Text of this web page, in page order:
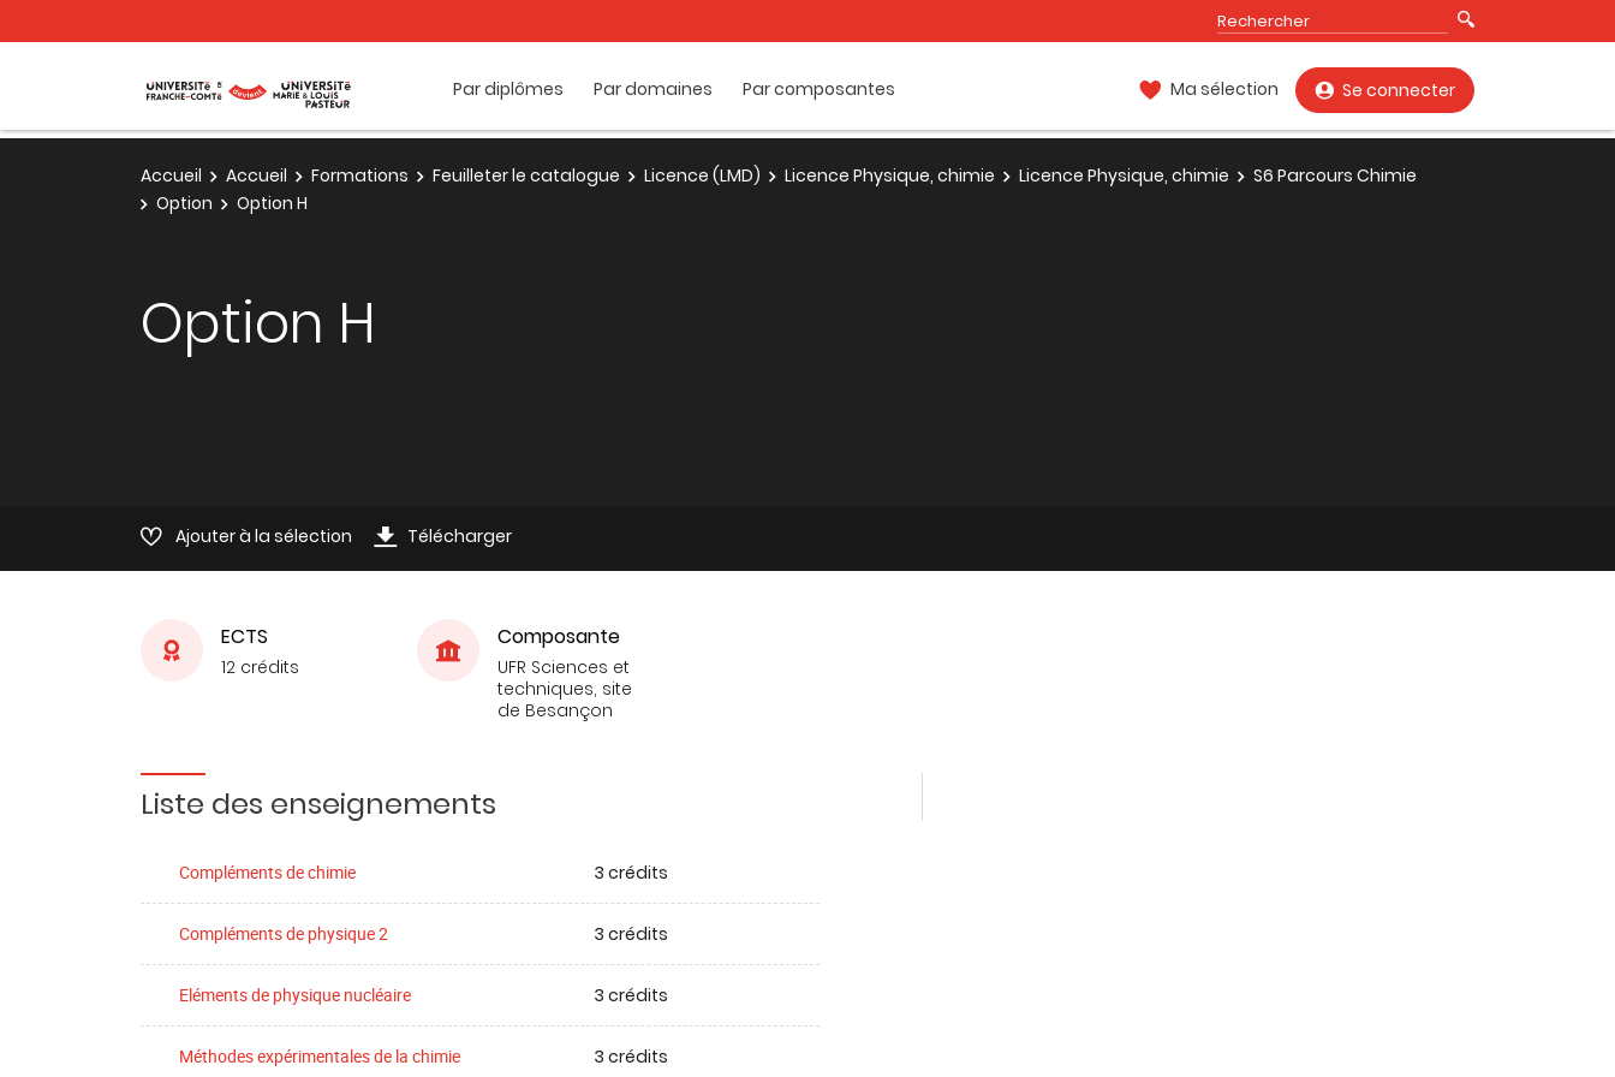
Par diplômes Par domaines Par composantes Ma sélection Se connecter
Accueil Accueil Formations Feuilleter le catalogue Licence (LMD) Licence Physique, chimie Licence Physique, chimie
S6 Parcours Chimie
Option
Option H
Option H
Ajouter à la sélection Télécharger
ECTS
12 crédits
Composante
UFR Sciences et
techniques, site
de Besançon
Liste des enseignements
Compléments de chimie 3 crédits
Compléments de physique 2 3 crédits
Eléments de physique nucléaire 3 crédits
Méthodes expérimentales de la chimie 3 crédits